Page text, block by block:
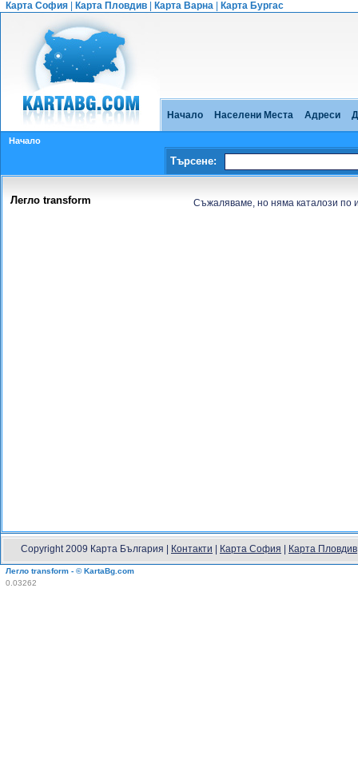
Карта София Карта Пловдив Карта Варна Карта Бургас
Начало Населени Места Адреси
Начало
Търсене:
Легло transform Съжаляваме, но няма каталози по
Copyright 2009 Карта България | Контакти Карта София Карта Пловдив
Легло transform - © KartaBg.com
0.03262